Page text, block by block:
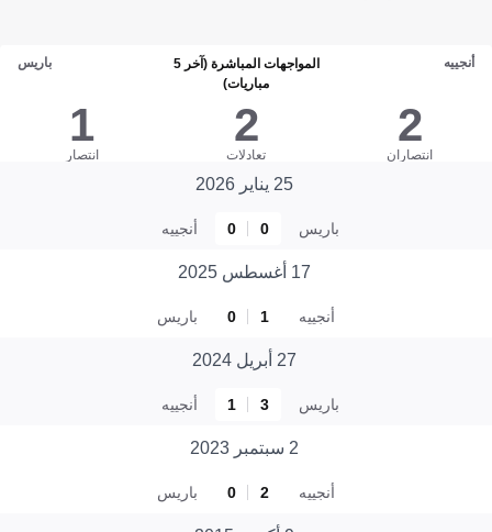
أنجييه
المواجهات المباشرة (آخر 5
مباريات)
باريس
2
انتصاران
2
تعادلات
1
انتصار
25 يناير 2026
باريس 0
0 أنجييه
17 أغسطس 2025
أنجييه 1
0 باريس
27 أبريل 2024
باريس 3
1 أنجييه
2 سبتمبر 2023
أنجييه 2
0 باريس